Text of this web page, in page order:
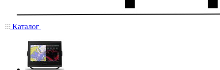
Каталог